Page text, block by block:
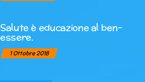
Salute è educazione al ben-
essere.
1 Ottobre 2018